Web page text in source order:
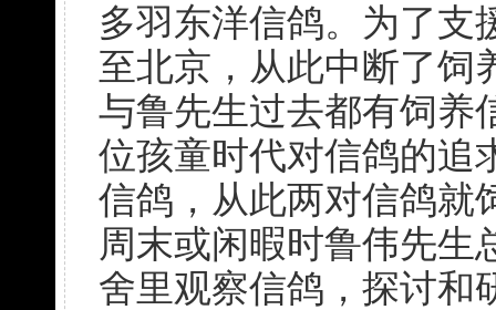
多羽东洋信鸽。为了支
至北京，从此中断了饲
与鲁先生过去都有饲养
位孩童时代对信鸽的追
信鸽，从此两对信鸽就
周末或闲暇时鲁伟先生
舍里观察信鸽，探讨和